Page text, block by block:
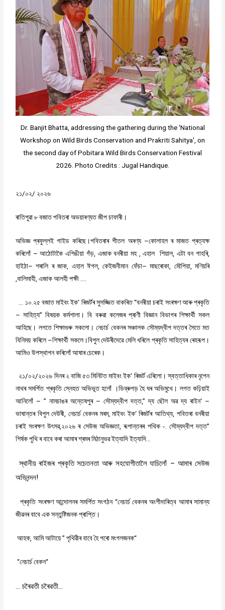
Dr. Banjit Bhatta, addressing the gathering during the 'National
Workshop on Wild Birds Conservation and Prakriti Sahitya', on
the second day of Pobitara Wild Birds Conservation Festival
2026. Photo Credits : Jugal Handique.
২১/০২/২০২৬
ৰাতিপুৱা ৮ বজাত পবিতৰা অভয়াৰণ্যত জীপ চাফাৰী।
অভিজ্ঞ প্ৰফুল্লই গাইড কৰিছে।পবিতৰাৰ শীতল অৰণ্য–কোলাহল ৰ মাজত প্ৰত্যক্ষ
কৰিলোঁ –আঠোটাকৈ এশিঙীয়া গঁড়, এজাক বনৰীয়া মহ,এহাল শিয়াল, এটা বন গাহৰি,
হাইঠা–শৰালি ৰ জাক এহাল ঈগল ,কেইজনীমান ফেঁচা–মাছৰোকা মৌপিয়া, মণিয়ৰি
,বালিমাহী ,এজাক আলহী পক্ষী
১০ ২৫ বজাত মাইবং ইক‘ ৰিজৰ্টৰ সুসজ্জিত বাকৰিত“বনৰীয়া চৰাই সংৰক্ষণ আৰু প্ৰকৃতি
–সাহিত্য”বিষয়ক কৰ্মশালা। বি বৰুৱা কলেজৰ প্ৰাণী বিজ্ঞান বিভাগৰ শিক্ষাৰ্থী সকল
আহিছে। লগতে শিক্ষাগুৰু সকলো। নেচাৰ্চ বেকনৰ সঞ্চালক সৌম্যদ্বীপ দত্তৰ সৈতে মত
বিনিময় কৰিলে–শিক্ষাৰ্থী সকলে।বিপুল দেউৰীদেৱে মেলি ধৰিলে প্ৰকৃতি সাহিত্যৰ ৰেহৰূপ।
আমিও উপস্থাপন কৰিলোঁ আষাৰ চেৰেক।
২১/০২/২০২৬ দিনৰ ২ বাজি ৫৩ মিনিটত মাইবং ইক‘ ৰিজৰ্ট এৰিলো। স্বত্তাধিকাৰ নৃপেন
নাথৰ সমৰ্পিত প্ৰকৃতি স্নেহত অভিভূত হলোঁ ।ডিব্ৰুগড় হৈ ঘৰ অভিমুখে। লগত কঢ়িয়াই
আনিলোঁ – ”নামচাঙৰ অন্তেষপুৰ–সৌম্যদ্বীপ দত্ত,”দ্য ছৌল অৱ দ্য ৰাইন‘ –
ভাষান্তৰ বিপুল দেউৰী, নেচাৰ্চ বেকনৰ মৰম,মাইবং ইক‘ৰিজৰ্টৰ আতিথ্য, পবিতৰা বনৰীয়া
চৰাই সংৰক্ষণ উৎসৱ,২০২৬ ৰ সেউজ অভিজ্ঞতা,ৰূপান্তৰৰ পথিক-. সৌম্যদ্বীপ দত্ত”
শিৰ্ষক পুথি ৰ বাবে কৰা আমাৰ শ্ৰমৰ মিঠানুভৱ ইত্যাদি ইত্যাদি…
স্থানীয় ৰাইজৰ প্ৰকৃতি সচেতনতা আৰু সহযোগীতালৈ যাচিলোঁ –আমাৰ সেউজ
অভিনন্দন!
প্ৰকৃতি সংৰক্ষণ আন্দোলনৰ সমৰ্পিত সংগঠন“নেচাৰ্চ বেকনৰ অংশীদাৰিত্ব আমাৰ সামান্য
জীৱনৰ বাবে এক সন্তুষ্টিজনক প্ৰাপ্তি।
আহক ,আমি আটায়ে ”পৃথিৱীৰ বাবে হৈ পৰো মংগলজনক“
“নেচাৰ্চ বেকন“
…চৰৈৱতী চৰৈৱতী…